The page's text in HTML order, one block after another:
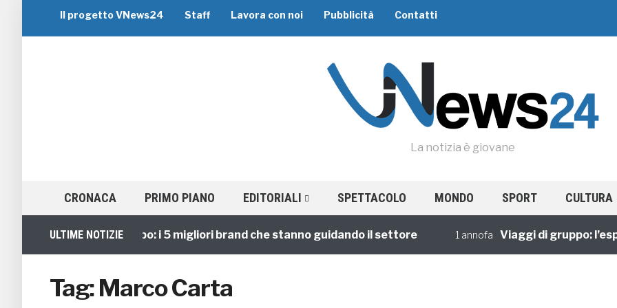
Il progetto VNews24 Staff Lavora con noi Pubblicità Contatti
La notizia è giovane
CRONACA PRIMO PIANO EDITORIALI SPETTACOLO MONDO SPORT CULTURA
ULTIME NOTIZIE
Viaggi di Gruppo: i 5 migliori brand che stanno guidando il settore 1 annofa Viaggi di gruppo:
Tag:Marco Carta